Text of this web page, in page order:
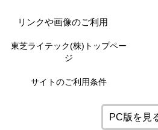
リンクや画像のご利用
東芝ライテック(株)トップペー
ジ
サイトのご利用条件
PC版を見